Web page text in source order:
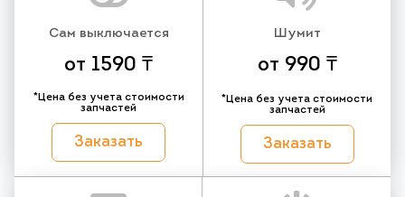
Сам выключается
от 1590 ₸
*Цена без учета стоимости
запчастей
Заказать
Шумит
от 990 ₸
*Цена без учета стоимости
запчастей
Заказать